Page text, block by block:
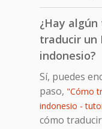
¿Hay
traducir un
indonesio?
Sí, puedes
paso, "Cómo
indonesio -
cómo